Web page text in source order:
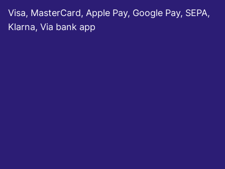
Visa, MasterCard, Apple Pay, Google Pay, SEPA,
Klarna, Via bank app